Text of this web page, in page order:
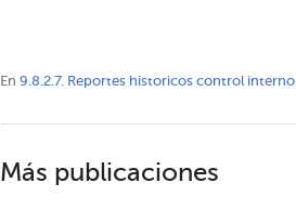
En 9.8.2.7. Reportes historicos control interno
Más publicaciones